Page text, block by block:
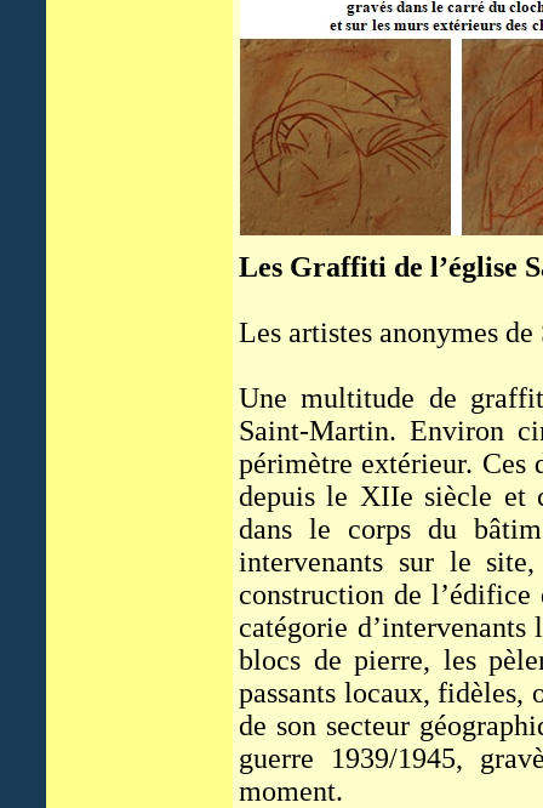
Les Graffiti de l’église
Les artistes anonymes
Une multitude de
Saint-Martin. Environ
périmètre extérieur. Ces
depuis le XIIe siècle et
dans le corps du
intervenants sur le
construction de
catégorie d’intervenants
blocs de pierre, les
passants locaux, fidèles,
de son secteur
guerre 1939/1945,
moment.